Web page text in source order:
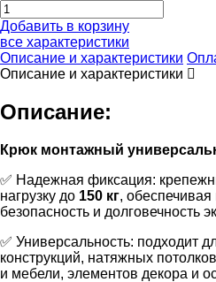
Добавить в корзину
все характеристики
Описание и характеристики
Описание и характеристики
Описание:
Крюк монтажный
✅ Надежная фиксация:
нагрузку до 150 кг,
безопасность и долговечность
✅ Универсальность: подходит
конструкций, натяжных
и мебели, элементов декора и